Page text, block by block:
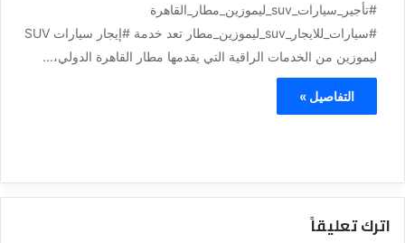
#تأجير_سيارات_suv_ليموزين_مطار_القاهرة
#سيارات_للايجار_suv_ليموزين_مطار تعد خدمة #إيجار سيارات SUV
ليموزين من الخدمات الراقية التي يقدمها مطار القاهرة الدولي،...
التفاصيل »
اترك تعليقاً